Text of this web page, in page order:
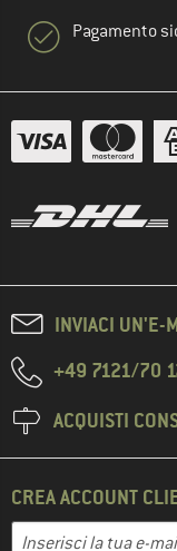
Pagamento
INVIACI UN'E-
+49 7121/70
ACQUISTI
CREA ACCOUNT
Indirizzo e-mail
Inserisci qui il tuo